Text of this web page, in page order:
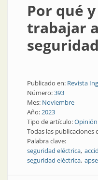
Por qué
trabajar
Publicado en: Revista
Número:393
Mes: Noviembre
Año:2023
Tipo de artículo:Opinión
Todas las publicaciones
Palabra clave:
seguridad eléctrica
seguridad eléctrica apse